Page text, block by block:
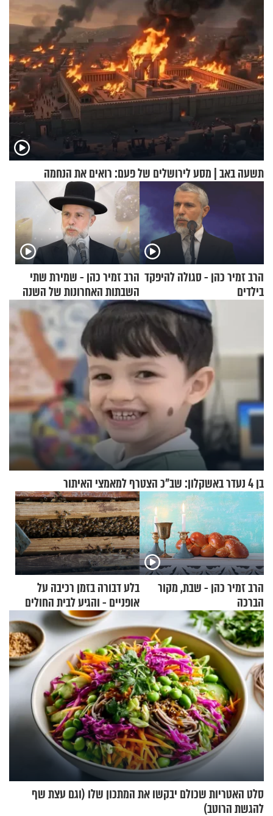
תשעה באב | מסע לירושלים של פעם: רואים את הנחמה
הרב זמיר כהן - סגולה להיפקד
בילדים
הרב זמיר כהן - שמירת שתי
השבתות האחרונות של השנה
בן 4 נעדר באשקלון: שב"כ הצטרף למאמצי האיתור
הרב זמיר כהן - שבת, מקור
הברכה
בלע דבורה בזמן רכיבה על
אופניים - והגיע לבית החולים
במצב מסכן חיים
סלט האטריות שכולם יבקשו את המתכון שלו (וגם עצת שף
להגשת הרוטב)